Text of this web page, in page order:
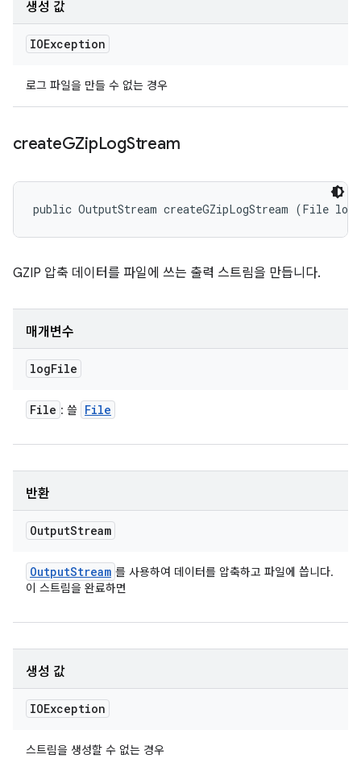
생성 값
IOException
로그 파일을 만들 수 없는 경우
createGZipLogStream
public OutputStream createGZipLogStream (File
GZIP 압축 데이터를 파일에 쓰는 출력 스트림을 만듭니다.
매개변수
logFile
File : 쓸 File
반환
OutputStream
OutputStream 를 사용하여 데이터를 압축하고 파일에 씁니다.
이 스트림을 완료하면
생성 값
IOException
스트림을 생성할 수 없는 경우